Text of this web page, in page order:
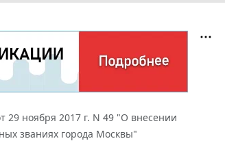
29 ноября 2017 г. N 49 "О внесении
званиях города Москвы"